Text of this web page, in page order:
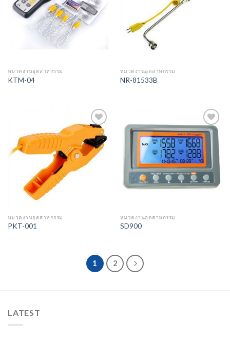
หมวดงานอุตสาหกรรม
KTM-04
หมวดงานอุตสาหกรรม
NR-81533B
Add to
Wishlist
หมวดงานอุตสาหกรรม
PKT-001
Add to
Wishlist
หมวดงานอุตสาหกรรม
SD900
1 2
LATEST